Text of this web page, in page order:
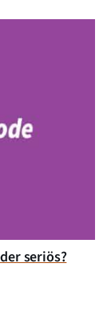
seriös?